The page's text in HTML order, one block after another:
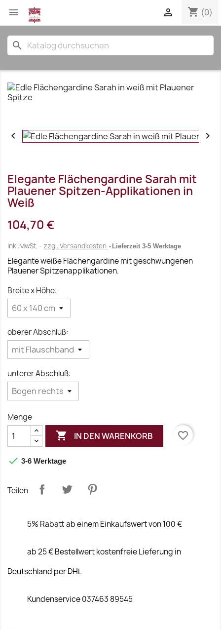
 shopping_cart (0)

search
 
Elegante Flächengardine Sarah mit
Plauener Spitzen-Applikationen in
Weiß
104,70 €
inkl.MwSt. zzgl. Versandkosten Lieferzeit 3-5 Werktage
Elegante weiße Flächengardine mit geschwungenen
Plauener Spitzenapplikationen.
Breite x Höhe:
oberer Abschluß:
unterer Abschluß:
Menge
 IN DEN WARENKORB favorite_border
 3-6 Werktage
Teilen
5% Rabatt ab einem Einkaufswert von 100 €
ab 25 € Bestellwert kostenfreie Lieferung in
Deutschland per DHL
Kundenservice 037463 89545